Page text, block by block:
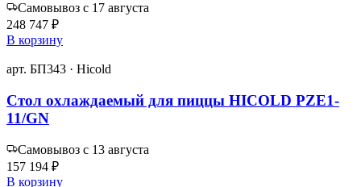
Самовывоз с 17 августа
248 747 ₽
В корзину
арт. БП343 · Hicold
Стол охлаждаемый для пиццы HICOLD PZE1-
11/GN
Самовывоз с 13 августа
157 194 ₽
В корзину